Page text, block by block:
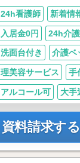
24h看護師 新着情
入居金0円 24h介
洗面台付き 介護ベ
理美容サービス 手
アルコール可 大手
資料請求する